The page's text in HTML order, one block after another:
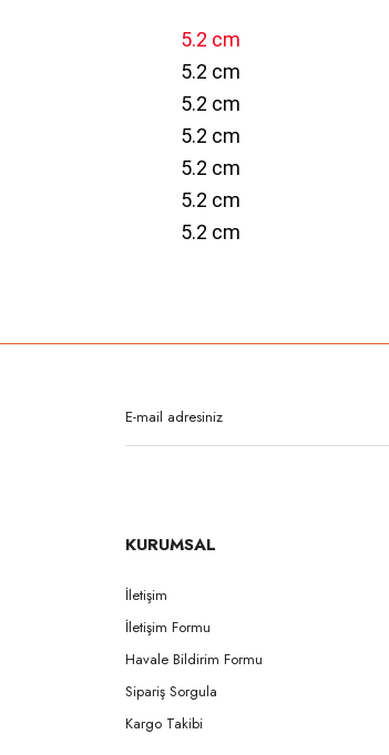
5.2 cm
5.2 cm
5.2 cm
5.2 cm
5.2 cm
5.2 cm
5.2 cm
KURUMSAL
İletişim
İletişim Formu
Havale Bildirim Formu
Sipariş Sorgula
Kargo Takibi